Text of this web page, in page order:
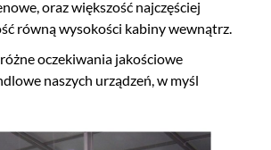
oraz większość najczęściej
równą wysokości kabiny wewnątrz.
oczekiwania jakościowe
naszych urządzeń, w myśl